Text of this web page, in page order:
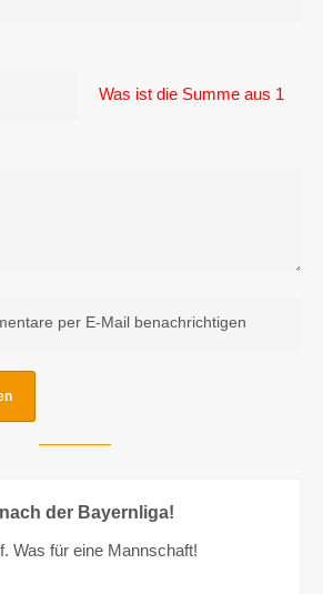
Was ist die Summe aus 1
per E-Mail benachrichtigen
der Bayernliga!
Was für eine Mannschaft!